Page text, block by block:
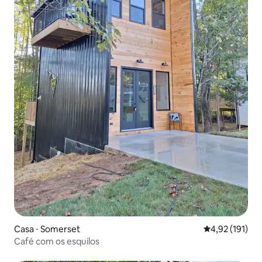
Casa ⋅ Somerset 4,92 de uma
4,92 (191)
Café com os esquilos